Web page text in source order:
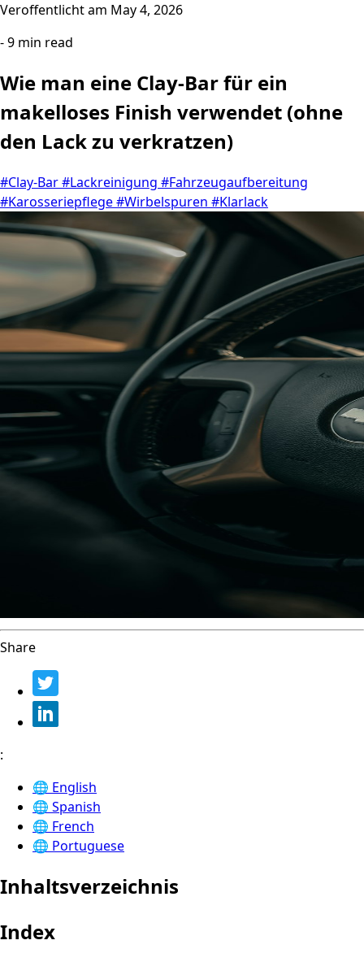
Veroffentlicht am May 4, 2026
- 9 min read
Wie man eine Clay-Bar für ein
makelloses Finish verwendet (ohne
den Lack zu verkratzen)
#Clay-Bar#Lackreinigung #Fahrzeugaufbereitung
#Karosseriepflege#Wirbelspuren #Klarlack
Share
:
🌐 English
🌐 Spanish
🌐 French
🌐 Portuguese
Inhaltsverzeichnis
Index